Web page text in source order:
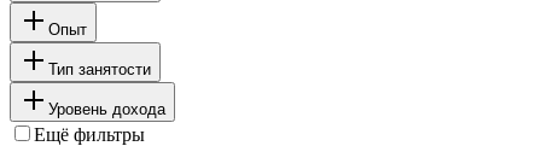
Опыт
Тип занятости
Уровень дохода
Ещё фильтры